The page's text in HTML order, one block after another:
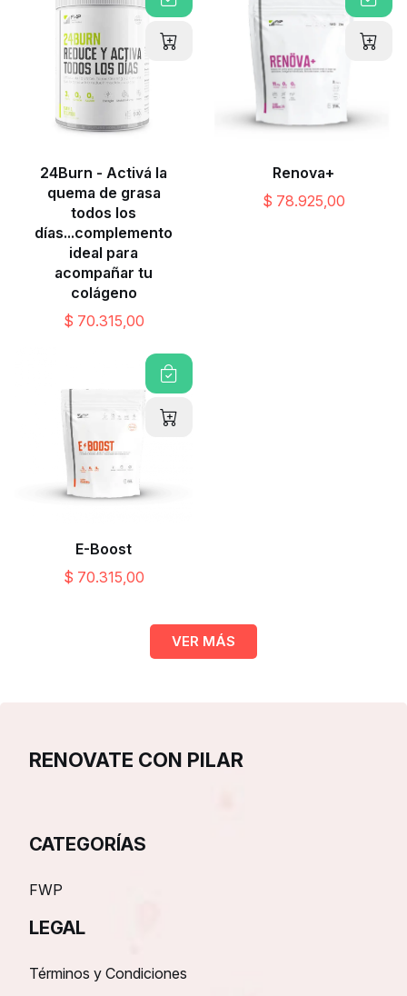
24Burn - Activá la
quema de grasa
todos los
días...complemento
ideal para
acompañar tu
colágeno
$ 70.315,00
Renova+
$ 78.925,00
E-Boost
$ 70.315,00
VER MÁS
RENOVATE CON PILAR
CATEGORÍAS
FWP
LEGAL
Términos y Condiciones